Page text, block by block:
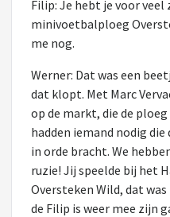
Filip: Je hebt je voor veel
minivoetbalploeg
me nog.
Werner: Dat was een
dat klopt. Met Marc
op de markt, die de
hadden iemand nodig
in orde bracht. We
ruzie! Jij speelde bij het
Oversteken Wild, dat
de Filip is weer mee zijn